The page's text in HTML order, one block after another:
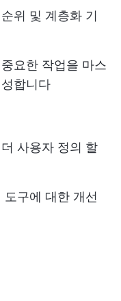
위 및 계층화 기
요한 작업을 마스
합니다
사용자 정의 할
구에 대한 개선